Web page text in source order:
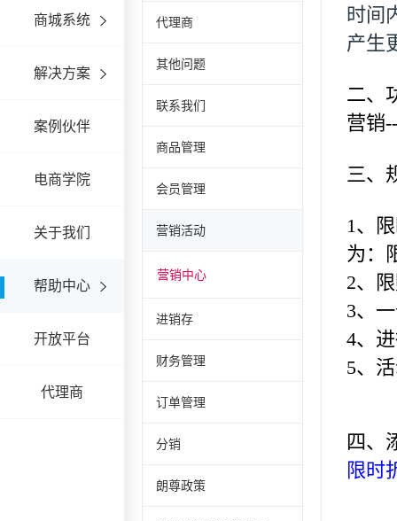
商城系统
解决方案
案例伙伴
电商学院
关于我们
帮助中心
开放平台
代理商
代理商
其他问题
联系我们
商品管理
会员管理
营销活动
营销中心
进销存
财务管理
订单管理
分销
朗尊政策